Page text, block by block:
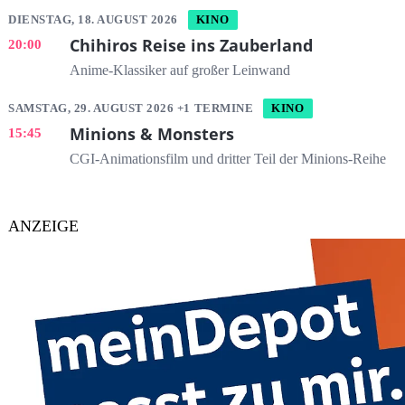
DIENSTAG, 18. AUGUST 2026 KINO
20:00 Chihiros Reise ins Zauberland
Anime-Klassiker auf großer Leinwand
SAMSTAG, 29. AUGUST 2026 +1 TERMINE KINO
15:45 Minions & Monsters
CGI-Animationsfilm und dritter Teil der Minions-Reihe
ANZEIGE